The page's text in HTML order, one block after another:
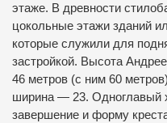
этаже. В древности
цокольные этажи зданий
которые служили для
застройкой. Высота
46 метров (с ним 60
ширина — 23. Одноглавый
завершение и форму